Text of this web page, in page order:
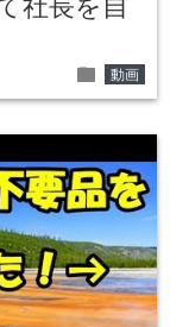
社長を自
folder 動画